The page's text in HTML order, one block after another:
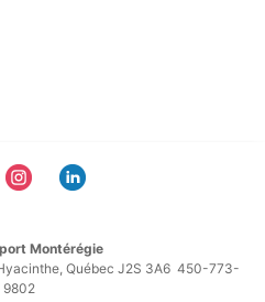
Montérégie
Québec J2S 3A6 450-773-
9802